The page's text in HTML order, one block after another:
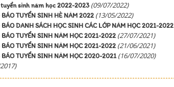
sinh năm học 2022-2023 (09/07/2022)
TUYỂN SINH HÈ NĂM 2022 (13/05/2022)
DANH SÁCH HỌC SINH CÁC LỚP NĂM HỌC 2021-2022
TUYỂN SINH NĂM HỌC 2021-2022 (27/07/2021)
TUYỂN SINH NĂM HỌC 2021-2022 (21/06/2021)
TUYỂN SINH NĂM HỌC 2020-2021 (16/07/2020)